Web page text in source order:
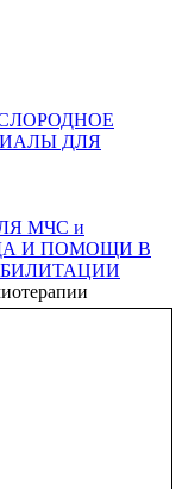
ДЛЯ
МЧС и
И ПОМОЩИ В